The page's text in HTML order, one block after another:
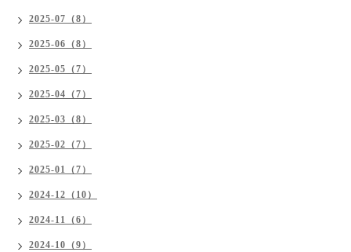
2025-07（8）
2025-06（8）
2025-05（7）
2025-04（7）
2025-03（8）
2025-02（7）
2025-01（7）
2024-12（10）
2024-11（6）
2024-10（9）